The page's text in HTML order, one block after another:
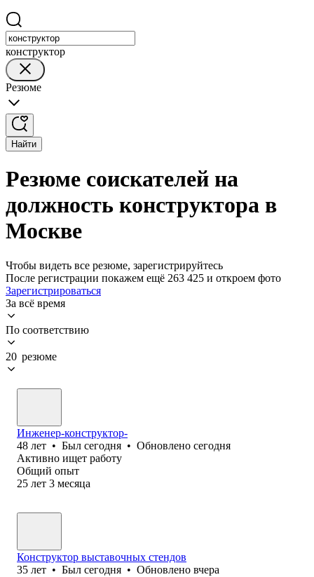
конструктор
Резюме
Найти
Резюме соискателей на
должность конструктора в
Москве
Чтобы видеть все резюме, зарегистрируйтесь
После регистрации покажем ещё 263 425 и откроем фото
Зарегистрироваться
За всё время
По соответствию
20 резюме
Инженер-конструктор-
48 лет • Был сегодня • Обновлено сегодня
Активно ищет работу
Общий опыт
25 лет 3 месяца
Конструктор выставочных стендов
35 лет • Был сегодня • Обновлено вчера